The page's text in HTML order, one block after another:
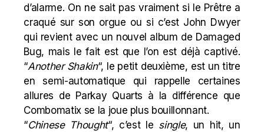
d’alarme. On ne sait pas vraiment si le Prêtre a
craqué sur son orgue ou si c’est John Dwyer
qui revient avec un nouvel album de Damaged
Bug, mais le fait est que l’on est déjà captivé.
“Another Shakin“, le petit deuxième, est un titre
en semi-automatique qui rappelle certaines
allures de Parkay Quarts à la différence que
Combomatix se la joue plus bouillonnant.
“Chinese Thought“, c’est le single, un hit, un